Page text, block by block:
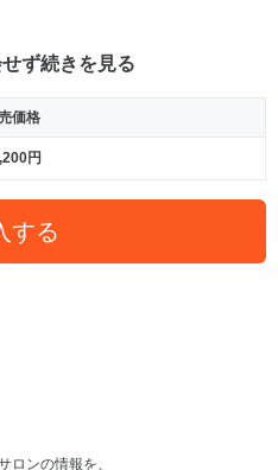
ず続きを見る
価格
円
する
ロンの情報を、